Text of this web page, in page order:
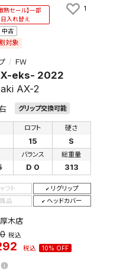
熱セール】一部
入れ替え
中古
対象
ＦＷ
X-eks- 2022
AX-2
グリップ交換可能
ロフト
15
硬さ
S
バランス
D 0
総重量
313
フト
リグリップ
品
ヘッドカバー
木店
税込
税込 10% OFF
1